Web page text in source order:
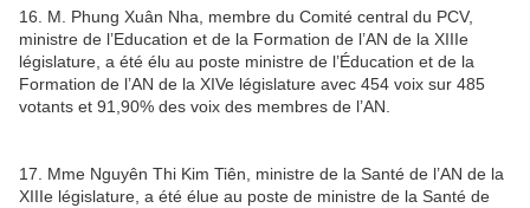
16. M. Phung Xuân Nha, membre du Comité central du PCV,
ministre de l’Education et de la Formation de l’AN de la XIIIe
législature, a été élu au poste ministre de l’Éducation et de la
Formation de l’AN de la XIVe législature avec 454 voix sur 485
votants et 91,90% des voix des membres de l’AN.
17. Mme Nguyên Thi Kim Tiên, ministre de la Santé de l’AN de la
XIIIe législature, a été élue au poste de ministre de la Santé de